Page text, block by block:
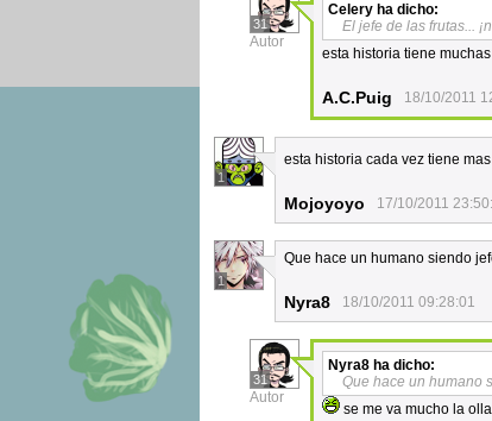
31
Autor
Celery ha dicho:
El jefe de las frutas...
esta historia tiene
A.C.Puig 18/10/2011
1
esta historia cada vez tiene
Mojoyoyo 17/10/2011
1
Que hace un humano siendo
Nyra8 18/10/2011 09:28:01
31
Autor
Nyra8 ha dicho:
Que hace un humano
se me va mucho la